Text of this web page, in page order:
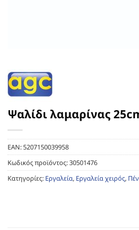
Ψαλίδι λαμαρίνας
EAN:5207150039958
Κωδικός προϊόντος:30501476
Κατηγορίες: Εργαλεία, Εργαλεία χειρός,